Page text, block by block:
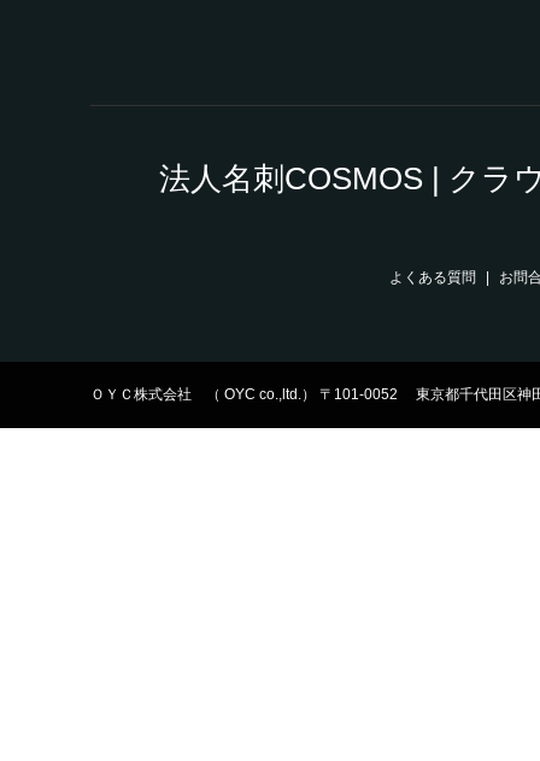
法人名刺COSMOS | クラ
よくある質問 お問
ＯＹＣ株式会社 （ OYC co.,ltd.） 〒101-0052 東京都千代田区神